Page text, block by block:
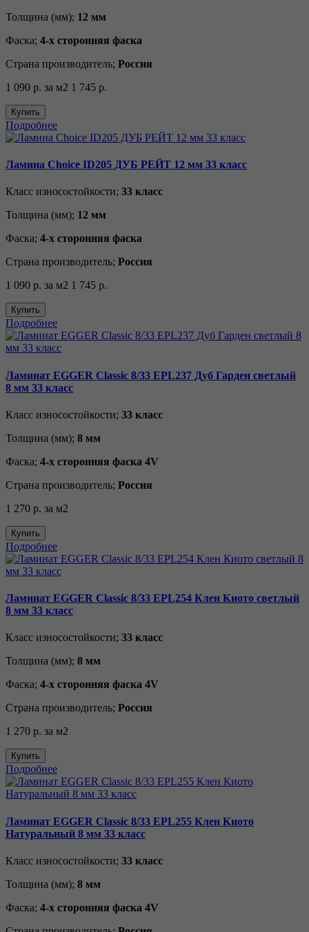
Толщина (мм); 12 мм
Фаска; 4-х сторонняя фаска
Страна производитель; Россия
1 090 р. за м2 1 745 р.
Купить
Подробнее
Ламина Choice ID205 ДУБ РЕЙТ 12 мм 33 класс
Класс износостойкости; 33 класс
Толщина (мм); 12 мм
Фаска; 4-х сторонняя фаска
Страна производитель; Россия
1 090 р. за м2 1 745 р.
Купить
Подробнее
Ламинат EGGER Classic 8/33 EPL237 Дуб Гарден светлый
8 мм 33 класс
Класс износостойкости; 33 класс
Толщина (мм); 8 мм
Фаска; 4-х сторонняя фаска 4V
Страна производитель; Россия
1 270 р. за м2
Купить
Подробнее
Ламинат EGGER Classic 8/33 EPL254 Клен Киото светлый
8 мм 33 класс
Класс износостойкости; 33 класс
Толщина (мм); 8 мм
Фаска; 4-х сторонняя фаска 4V
Страна производитель; Россия
1 270 р. за м2
Купить
Подробнее
Ламинат EGGER Classic 8/33 EPL255 Клен Киото
Натуральный 8 мм 33 класс
Класс износостойкости; 33 класс
Толщина (мм); 8 мм
Фаска; 4-х сторонняя фаска 4V